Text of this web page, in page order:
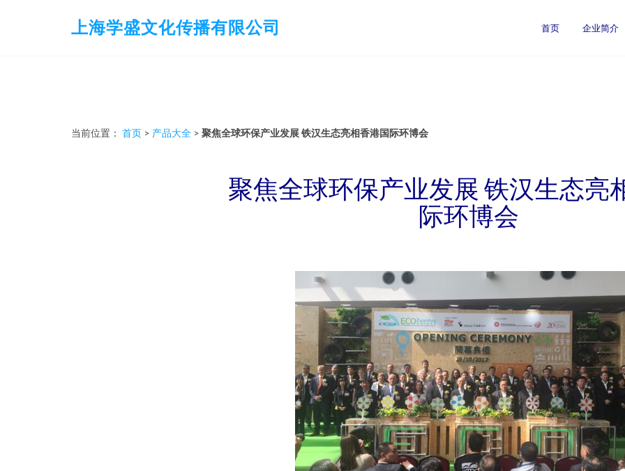
上海学盛文化传播有限公司 首页 企业简介
当前位置： 首页 > 产品大全 > 聚焦全球环保产业发展 铁汉生态亮相香港国际环博会
聚焦全球环保产业发展 铁汉生态亮
际环博会